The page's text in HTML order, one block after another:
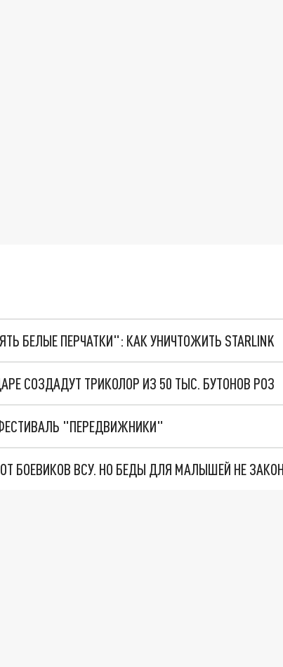
БЕЛЫЕ ПЕРЧАТКИ": КАК УНИЧТОЖИТЬ STARLINK
СОЗДАДУТ ТРИКОЛОР ИЗ 50 ТЫС. БУТОНОВ РОЗ
"ПЕРЕДВИЖНИКИ"
БОЕВИКОВ ВСУ. НО БЕДЫ ДЛЯ МАЛЫШЕЙ НЕ